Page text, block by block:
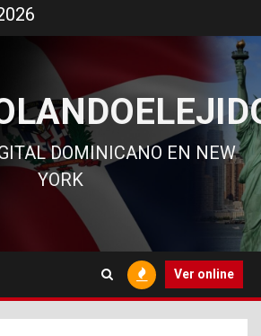
DOMINICANO EN NEW
YORK
Ver online